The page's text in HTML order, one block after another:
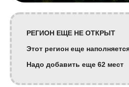
РЕГИОН ЕЩЕ НЕ ОТКРЫТ
Этот регион еще
Надо добавить еще 62 мест